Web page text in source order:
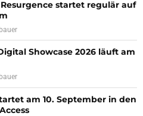
startet regulär auf
Showcase 2026 läuft am
am 10. September in den